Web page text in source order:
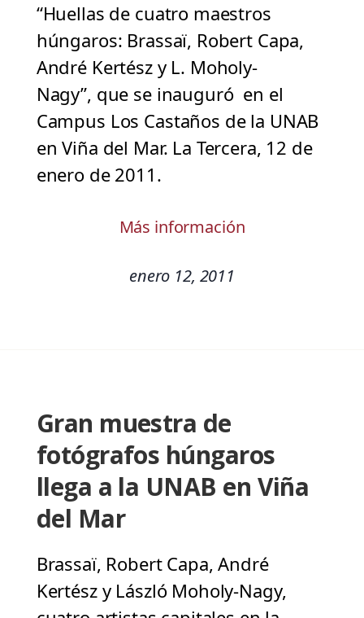
“Huellas de cuatro maestros
húngaros: Brassaï, Robert Capa,
André Kertész y L. Moholy-
Nagy”, que se inauguró en el
Campus Los Castaños de la UNAB
en Viña del Mar. La Tercera, 12 de
enero de 2011.
Más información
enero 12, 2011
Gran muestra de
fotógrafos húngaros
llega a la UNAB en Viña
del Mar
Brassaï, Robert Capa, André
Kertész y László Moholy-Nagy,